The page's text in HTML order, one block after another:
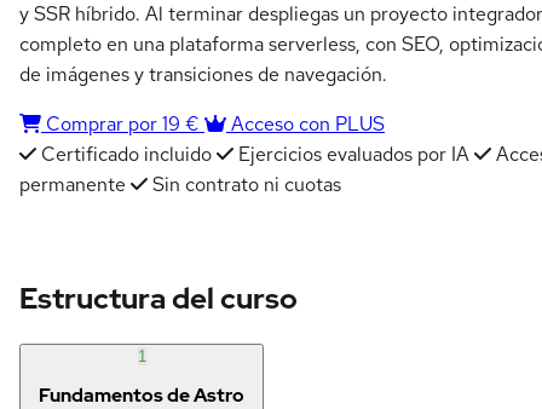
y SSR híbrido. Al terminar despliegas un proyecto integrador
completo en una plataforma serverless, con SEO,
de imágenes y transiciones de navegación.
Comprar por 19 €
Acceso con PLUS
Certificado incluido
Ejercicios evaluados por IA
permanente
Sin contrato ni cuotas
Estructura del curso
1
Fundamentos de Astro